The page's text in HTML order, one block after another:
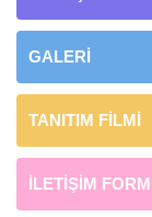
GALERİ
TANITIM FİLMİ
İLETİŞİM